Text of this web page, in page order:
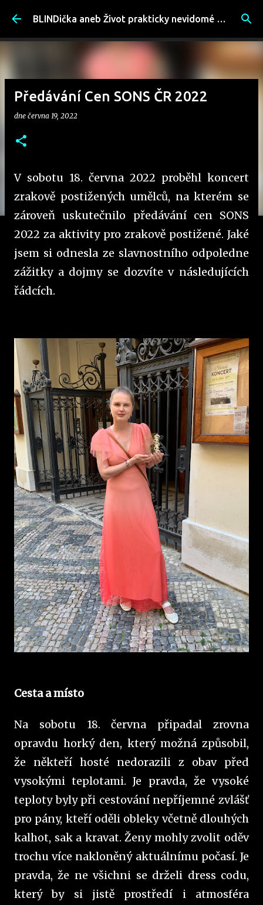
Přeskočit na hlavní obsah BLINDička aneb Život prakticky nevidomé ženy
Předávání Cen SONS ČR 2022
dne června 19, 2022
V sobotu 18. června 2022 proběhl koncert
zrakově postižených umělců, na kterém se
zároveň uskutečnilo předávání cen SONS
2022 za aktivity pro zrakově postižené. Jaké
jsem si odnesla ze slavnostního odpoledne
zážitky a dojmy se dozvíte v následujících
řádcích.
Cesta a místo
Na sobotu 18. června připadal zrovna
opravdu horký den, který možná způsobil,
že někteří hosté nedorazili z obav před
vysokými teplotami. Je pravda, že vysoké
teploty byly při cestování nepříjemné zvlášť
pro pány, kteří oděli obleky včetně dlouhých
kalhot, sak a kravat. Ženy mohly zvolit oděv
trochu více nakloněný aktuálnímu počasí. Je
pravda, že ne všichni se drželi dress codu,
který by si jistě prostředí i atmosféra